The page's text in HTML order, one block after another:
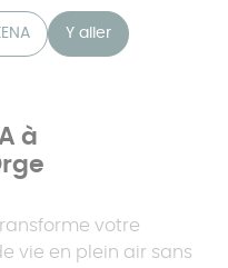
Y aller
à
votre
vie en plein air sans